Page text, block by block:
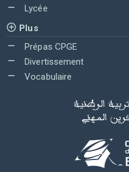
Lycée
Plus
Prépas CPGE
Divertissement
Vocabulaire